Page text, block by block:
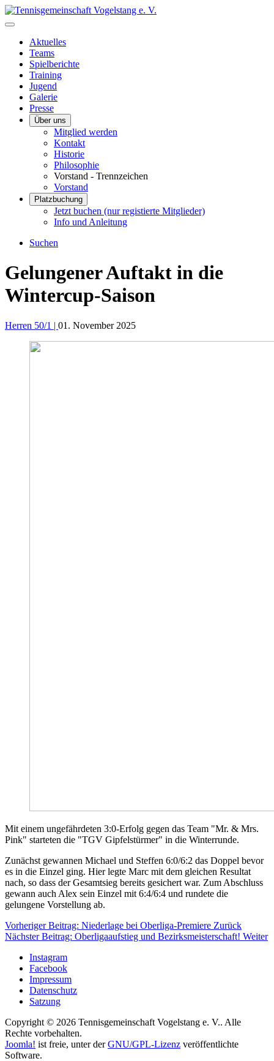
Aktuelles
Teams
Spielberichte
Training
Jugend
Galerie
Presse
Über uns
Mitglied werden
Kontakt
Historie
Philosophie
Vorstand - Trennzeichen
Vorstand
Platzbuchung
Jetzt buchen (nur registierte Mitglieder)
Info und Anleitung
Suchen
Gelungener Auftakt in die
Wintercup-Saison
Herren 50/1 | 01. November 2025
Mit einem ungefährdeten 3:0-Erfolg gegen das Team "Mr. & Mrs.
Pink" starteten die "TGV Gipfelstürmer" in die Winterrunde.
Zunächst gewannen Michael und Steffen 6:0/6:2 das Doppel bevor
es in die Einzel ging. Hier legte Marc mit dem gleichen Resultat
nach, so dass der Gesamtsieg bereits gesichert war. Zum Abschluss
gewann auch Alex sein Einzel mit 6:4/6:4 und rundete die
gelungene Vorstellung ab.
Vorheriger Beitrag: Niederlage bei Oberliga-Premiere Zurück
Nächster Beitrag: Oberliga­aufstieg und Bezirks­meisterschaft! Weiter
Instagram
Facebook
Impressum
Datenschutz
Satzung
Copyright © 2026 Tennisgemeinschaft Vogelstang e. V.. Alle
Rechte vorbehalten.
Joomla! ist freie, unter derGNU/GPL-Lizenz veröffentlichte
Software.